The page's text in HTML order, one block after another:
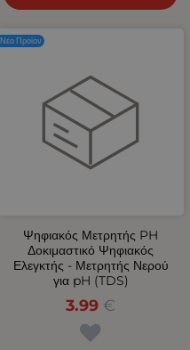
Ψηφιακός Μετρητής PH
Δοκιμαστικό Ψηφιακός
Ελεγκτής - Μετρητής Νερού
για pH (TDS)
3.99 €
Νέο Προϊόν